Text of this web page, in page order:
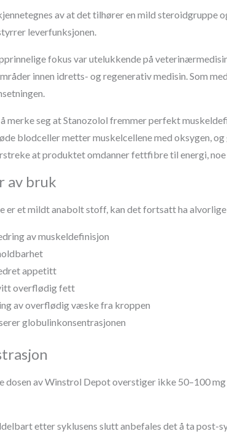
av at det tilhører en mild steroidgruppe
leverfunksjonen.
fokus var utelukkende på
innen idretts- og regenerativ medisin. Som
merke seg at Stanozolol fremmer perfekt
blodceller metter muskelcellene med oksygen,
at produktet omdanner fettfibre til energi,
av bruk
er et mildt anabolt stoff, kan det fortsatt ha
av muskeldefinisjon
appetitt
overflødig fett
av overflødig væske fra kroppen
globulinkonsentrasjonen
dosen av Winstrol Depot overstiger ikke 50–100
etter syklusens slutt anbefales det å ta post-